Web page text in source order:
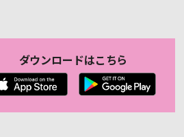
ダウンロードはこちら